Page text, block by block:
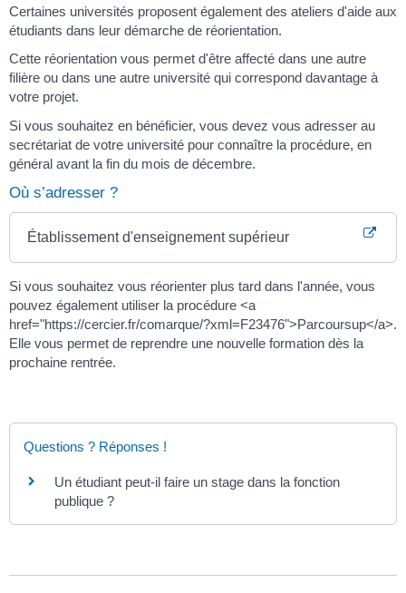
Certaines universités proposent également des ateliers d'aide aux
étudiants dans leur démarche de réorientation.
Cette réorientation vous permet d'être affecté dans une autre
filière ou dans une autre université qui correspond davantage à
votre projet.
Si vous souhaitez en bénéficier, vous devez vous adresser au
secrétariat de votre université pour connaître la procédure, en
général avant la fin du mois de décembre.
Où s’adresser ?
Établissement d'enseignement supérieur
Si vous souhaitez vous réorienter plus tard dans l'année, vous
pouvez également utiliser la procédure <a
href="https://cercier.fr/comarque/?xml=F23476">Parcoursup</a>.
Elle vous permet de reprendre une nouvelle formation dès la
prochaine rentrée.
Questions ? Réponses !
Un étudiant peut-il faire un stage dans la fonction
publique ?